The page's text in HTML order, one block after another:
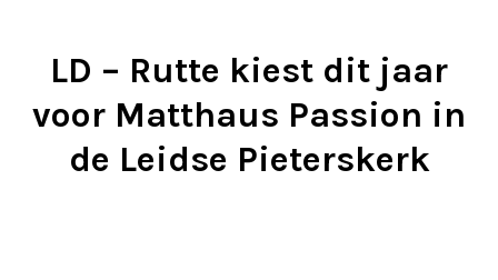
LD – Rutte kiest dit jaar
voor Matthaus Passion in
de Leidse Pieterskerk